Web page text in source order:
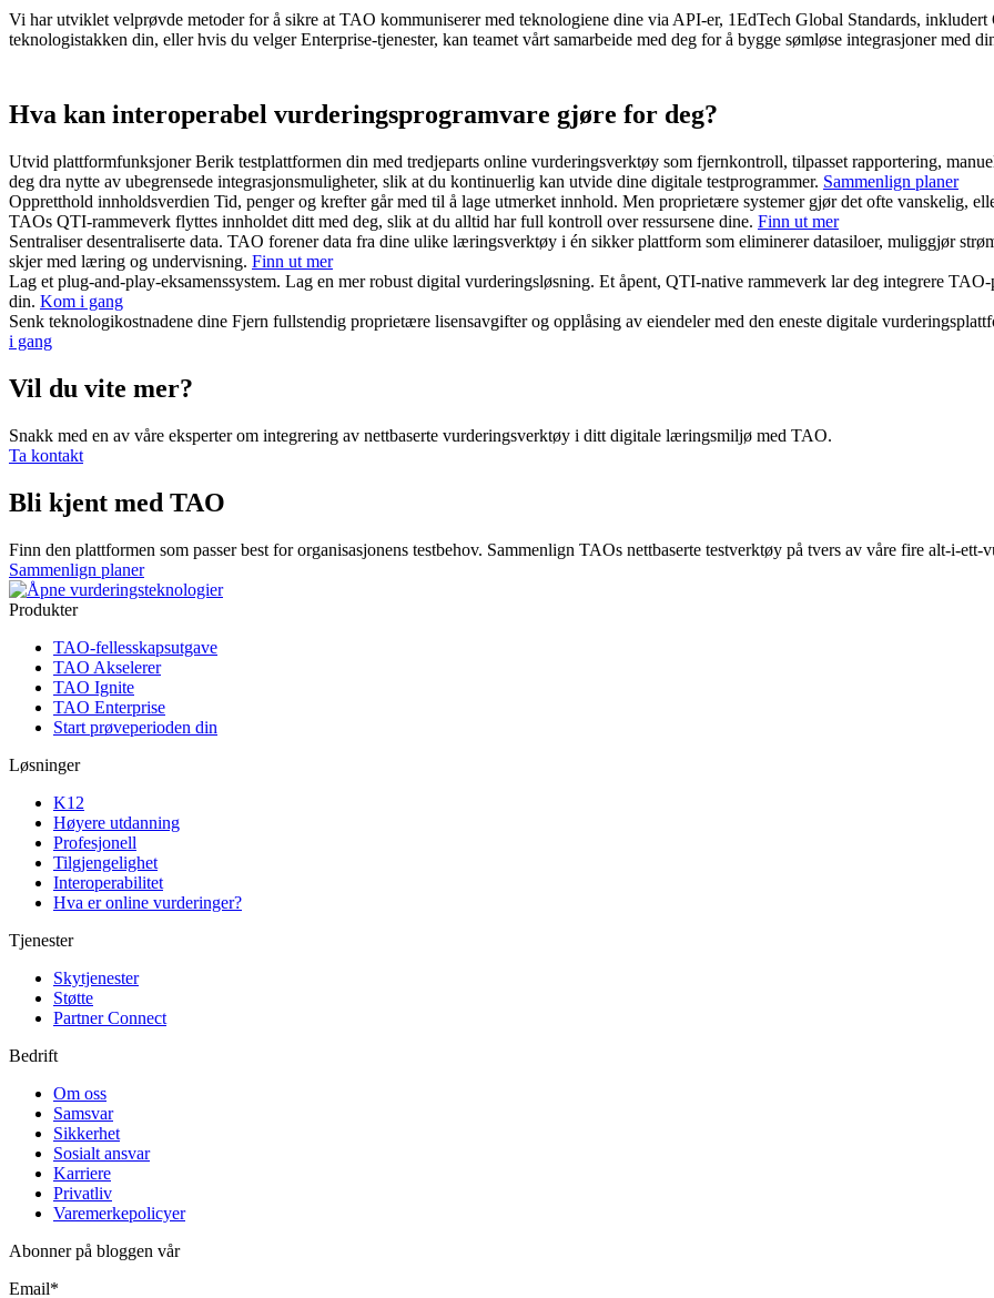
Vi har utviklet velprøvde metoder for å sikre at TAO kommuniserer med teknologiene dine via API-er, 1EdTech Global Standards,
teknologistakken din, eller hvis du velger Enterprise-tjenester, kan teamet vårt samarbeide med deg for å bygge sømløse integrasjoner med
Hva kan interoperabel vurderingsprogramvare gjøre for deg?
Utvid plattformfunksjoner Berik testplattformen din med tredjeparts online vurderingsverktøy som fjernkontroll, tilpasset rapportering,
deg dra nytte av ubegrensede integrasjonsmuligheter, slik at du kontinuerlig kan utvide dine digitale testprogrammer. Sammenlign planer
Oppretthold innholdsverdien Tid, penger og krefter går med til å lage utmerket innhold. Men proprietære systemer gjør det ofte vanskelig,
TAOs QTI-rammeverk flyttes innholdet ditt med deg, slik at du alltid har full kontroll over ressursene dine. Finn ut mer
Sentraliser desentraliserte data. TAO forener data fra dine ulike læringsverktøy i én sikker plattform som eliminerer datasiloer, muliggjør
skjer med læring og undervisning. Finn ut mer
Lag et plug-and-play-eksamenssystem. Lag en mer robust digital vurderingsløsning. Et åpent, QTI-native rammeverk lar deg integrere
din. Kom i gang
Senk teknologikostnadene dine Fjern fullstendig proprietære lisensavgifter og opplåsing av eiendeler med den eneste digitale
i gang
Vil du vite mer?
Snakk med en av våre eksperter om integrering av nettbaserte vurderingsverktøy i ditt digitale læringsmiljø med TAO.
Ta kontakt
Bli kjent med TAO
Finn den plattformen som passer best for organisasjonens testbehov. Sammenlign TAOs nettbaserte testverktøy på tvers av våre fire alt-i-ett-
Sammenlign planer
Produkter
TAO-fellesskapsutgave
TAO Akselerer
TAO Ignite
TAO Enterprise
Start prøveperioden din
Løsninger
K12
Høyere utdanning
Profesjonell
Tilgjengelighet
Interoperabilitet
Hva er online vurderinger?
Tjenester
Skytjenester
Støtte
Partner Connect
Bedrift
Om oss
Samsvar
Sikkerhet
Sosialt ansvar
Karriere
Privatliv
Varemerkepolicyer
Abonner på bloggen vår
Email*